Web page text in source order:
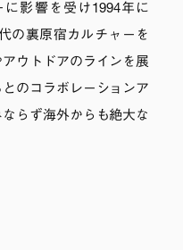
影響を受け1994年に
の裏原宿カルチャーを
ウトドアのラインを展
のコラボレーションア
らず海外からも絶大な